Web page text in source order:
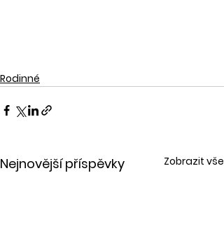
Rodinné
Nejnovější příspěvky Zobrazit vše